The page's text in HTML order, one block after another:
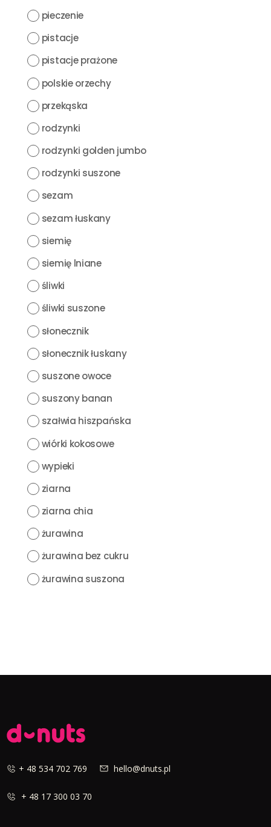
pieczenie
pistacje
pistacje prażone
polskie orzechy
przekąska
rodzynki
rodzynki golden jumbo
rodzynki suszone
sezam
sezam łuskany
siemię
siemię lniane
śliwki
śliwki suszone
słonecznik
słonecznik łuskany
suszone owoce
suszony banan
szałwia hiszpańska
wiórki kokosowe
wypieki
ziarna
ziarna chia
żurawina
żurawina bez cukru
żurawina suszona
+ 48 534 702 769 hello@dnuts.pl
+ 48 17 300 03 70